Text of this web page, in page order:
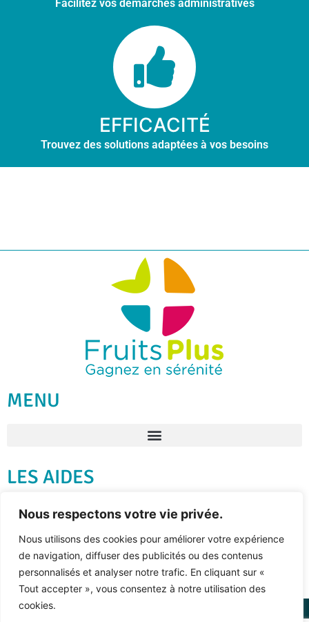
Nous respectons votre vie privée.
Nous utilisons des cookies pour améliorer votre expérience
de navigation, diffuser des publicités ou des contenus
personnalisés et analyser notre trafic. En cliquant sur «
Tout accepter », vous consentez à notre utilisation des
cookies.
Facilitez vos démarches administratives
EFFICACITÉ
Trouvez des solutions adaptées à vos besoins
MENU
LES AIDES
Avec le soutien financier de